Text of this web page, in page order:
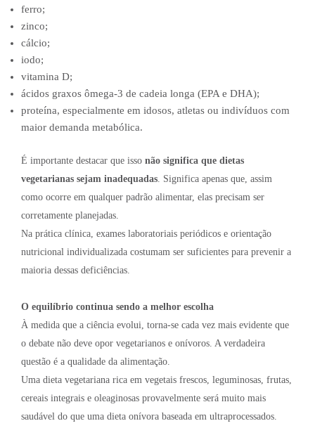
ferro;
zinco;
cálcio;
iodo;
vitamina D;
ácidos graxos ômega-3 de cadeia longa (EPA e DHA);
proteína, especialmente em idosos, atletas ou indivíduos com
maior demanda metabólica.
É importante destacar que isso não significa que dietas
vegetarianas sejam inadequadas . Significa apenas que, assim
como ocorre em qualquer padrão alimentar, elas precisam ser
corretamente planejadas.
Na prática clínica, exames laboratoriais periódicos e orientação
nutricional individualizada costumam ser suficientes para prevenir a
maioria dessas deficiências.
O equilíbrio continua sendo a melhor escolha
À medida que a ciência evolui, torna-se cada vez mais evidente que
o debate não deve opor vegetarianos e onívoros. A verdadeira
questão é a qualidade da alimentação.
Uma dieta vegetariana rica em vegetais frescos, leguminosas, frutas,
cereais integrais e oleaginosas provavelmente será muito mais
saudável do que uma dieta onívora baseada em ultraprocessados.